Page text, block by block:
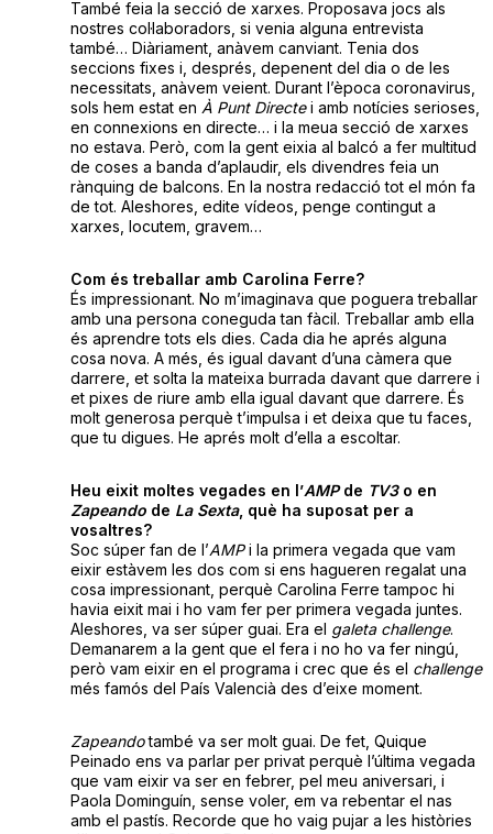
També feia la secció de xarxes. Proposava jocs als
nostres col·laboradors, si venia alguna entrevista
també… Diàriament, anàvem canviant. Tenia dos
seccions fixes i, després, depenent del dia o de les
necessitats, anàvem veient. Durant l’època coronavirus,
sols hem estat en À Punt Directei amb notícies serioses,
en connexions en directe… i la meua secció de xarxes
no estava. Però, com la gent eixia al balcó a fer multitud
de coses a banda d’aplaudir, els divendres feia un
rànquing de balcons. En la nostra redacció tot el món fa
de tot. Aleshores, edite vídeos, penge contingut a
xarxes, locutem, gravem…
Com és treballar amb Carolina Ferre?
És impressionant. No m’imaginava que poguera treballar
amb una persona coneguda tan fàcil. Treballar amb ella
és aprendre tots els dies. Cada dia he aprés alguna
cosa nova. A més, és igual davant d’una càmera que
darrere, et solta la mateixa burrada davant que darrere i
et pixes de riure amb ella igual davant que darrere. És
molt generosa perquè t’impulsa i et deixa que tu faces,
que tu digues. He aprés molt d’ella a escoltar.
Heu eixit moltes vegades en l’AMPde TV3o en
Zapeandode La Sexta, què ha suposat per a
vosaltres?
Soc súper fan de l’AMPi la primera vegada que vam
eixir estàvem les dos com si ens hagueren regalat una
cosa impressionant, perquè Carolina Ferre tampoc hi
havia eixit mai i ho vam fer per primera vegada juntes.
Aleshores, va ser súper guai. Era el galeta challenge.
Demanarem a la gent que el fera i no ho va fer ningú,
però vam eixir en el programa i crec que és el challenge
més famós del País Valencià des d’eixe moment.
Zapeandotambé va ser molt guai. De fet, Quique
Peinado ens va parlar per privat perquè l’última vegada
que vam eixir va ser en febrer, pel meu aniversari, i
Paola Dominguín, sense voler, em va rebentar el nas
amb el pastís. Recorde que ho vaig pujar a les històries